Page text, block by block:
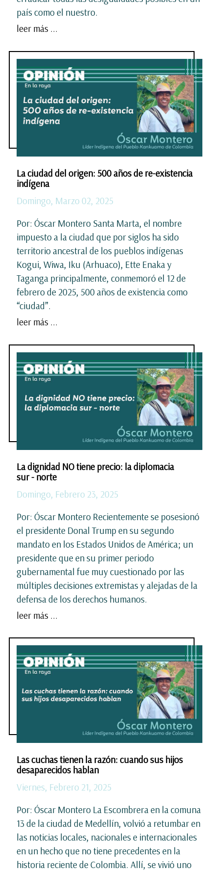
país como el nuestro.
leer más ...
La ciudad del origen: 500 años de re-existencia
indígena
Domingo, Marzo 02, 2025
Por: Óscar Montero Santa Marta, el nombre
impuesto a la ciudad que por siglos ha sido
territorio ancestral de los pueblos indígenas
Kogui, Wiwa, Iku (Arhuaco), Ette Enaka y
Taganga principalmente, conmemoró el 12 de
febrero de 2025, 500 años de existencia como
“ciudad”.
leer más ...
La dignidad NO tiene precio: la diplomacia
sur - norte
Domingo, Febrero 23, 2025
Por: Óscar Montero Recientemente se posesionó
el presidente Donal Trump en su segundo
mandato en los Estados Unidos de América; un
presidente que en su primer periodo
gubernamental fue muy cuestionado por las
múltiples decisiones extremistas y alejadas de la
defensa de los derechos humanos.
leer más ...
Las cuchas tienen la razón: cuando sus hijos
desaparecidos hablan
Viernes, Febrero 21, 2025
Por: Óscar Montero La Escombrera en la comuna
13 de la ciudad de Medellín, volvió a retumbar en
las noticias locales, nacionales e internacionales
en un hecho que no tiene precedentes en la
historia reciente de Colombia. Allí, se vivió uno